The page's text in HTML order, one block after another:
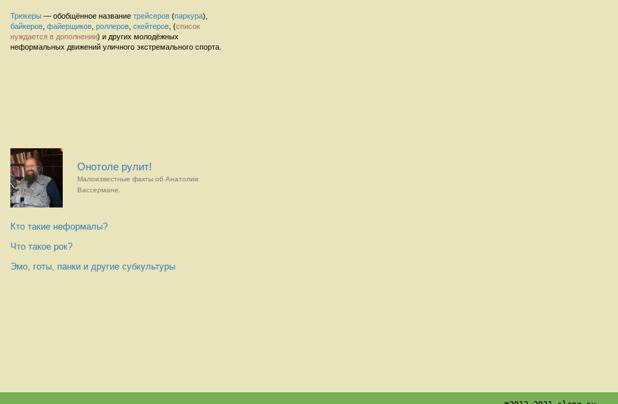
Трюкеры — обобщённое название трейсеров (паркура),
байкеров файерщиков роллеров скейтеров , (список
нуждается в дополнении) и других молодёжных
неформальных движений уличного экстремального спорта.
Онотоле рулит!
Малоизвестные факты об Анатолии
Вассермане.
Кто такие неформалы?
Что такое рок?
Эмо, готы, панки и другие субкультуры